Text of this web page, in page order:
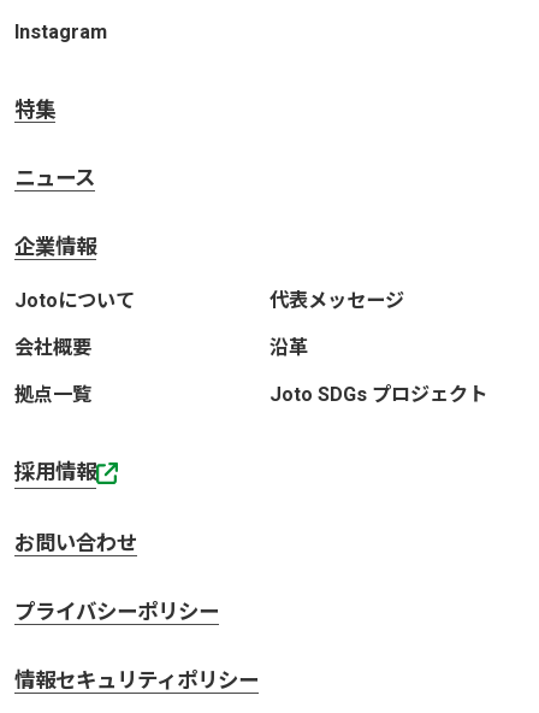
Instagram
特集
ニュース
企業情報
Jotoについて 代表メッセージ
会社概要 沿革
拠点一覧 Joto SDGs プロジェクト
採用情報
お問い合わせ
プライバシーポリシー
情報セキュリティポリシー